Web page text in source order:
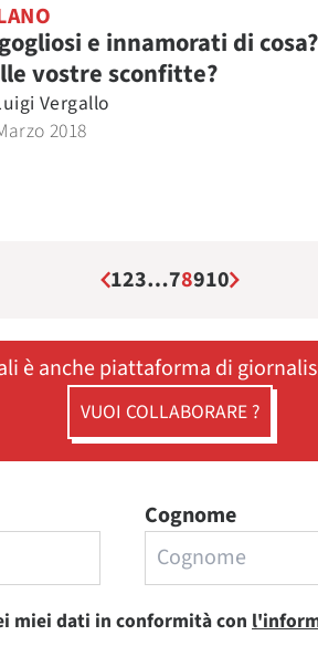
e innamorati di cosa?
vostre sconfitte?
Vergallo
2018
123…78910
è anche piattaforma di
VUOI COLLABORARE ?
Cognome
miei dati in conformità con